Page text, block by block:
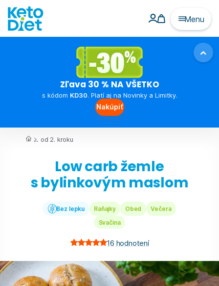
Menu
Zľava 30 % NA VŠETKO
s kódom KD30. Platí aj na Novinky a Limitky.
Nakúpiť
... od 2. kroku
Low carb žemle
s bylinkovým maslom
16 hodnotení
Bez lepku Raňajky Obed
Večera
Svačina